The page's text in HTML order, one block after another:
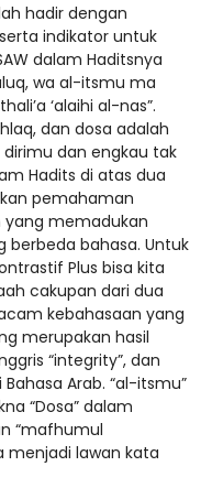
hadir dengan
indikator untuk
dalam Haditsnya
wa al-itsmu ma
‘alaihi al-nas”.
dan dosa adalah
dan engkau tak
Hadits di atas dua
pemahaman
memadukan
bahasa. Untuk
Plus bisa kita
cakupan dari dua
kebahasaan yang
merupakan hasil
“integrity”, dan
Arab. “al-itsmu”
“Dosa” dalam
“mafhumul
menjadi lawan kata